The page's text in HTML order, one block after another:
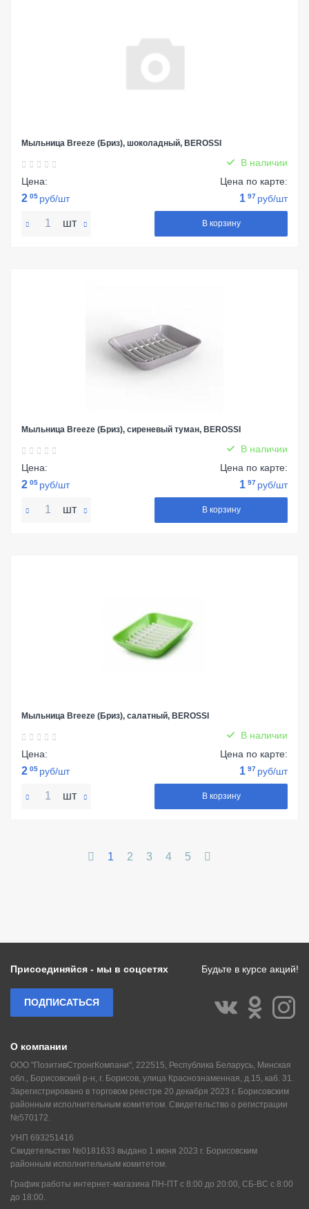
Мыльница Breeze (Бриз), шоколадный, BEROSSI
В наличии
Цена:
2 05 руб/шт
Цена по карте:
1 97 руб/шт
шт В корзину
Мыльница Breeze (Бриз), сиреневый туман, BEROSSI
В наличии
Цена:
2 05 руб/шт
Цена по карте:
1 97 руб/шт
шт В корзину
Мыльница Breeze (Бриз), салатный, BEROSSI
В наличии
Цена:
2 05 руб/шт
Цена по карте:
1 97 руб/шт
шт В корзину
1 2 3 4 5
О компании
ООО "ПозитивСтронгКомпани", 222515, Республика Беларусь, Минская
обл., Борисовский р-н, г. Борисов, улица Краснознаменная, д.15, каб. 31.
Зарегистрировано в торговом реестре 20 декабря 2023 г. Борисовским
районным исполнительным комитетом. Свидетельство о регистрации
№570172.
УНП 693251416
Свидетельство №0181633 выдано 1 июня 2023 г. Борисовским
районным исполнительным комитетом.
График работы интернет-магазина ПН-ПТ с 8:00 до 20:00, СБ-ВС с 8:00
до 18:00.
Присоединяйся - мы в соцсетях Будьте в курсе акций!
ПОДПИСАТЬСЯ